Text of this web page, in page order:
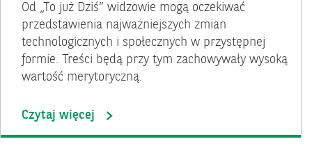
Od „To już Dziś” widzowie mogą oczekiwać
przedstawienia najważniejszych zmian
technologicznych i społecznych w przystępnej
formie. Treści będą przy tym zachowywały wysoką
wartość merytoryczną.
Czytaj więcej